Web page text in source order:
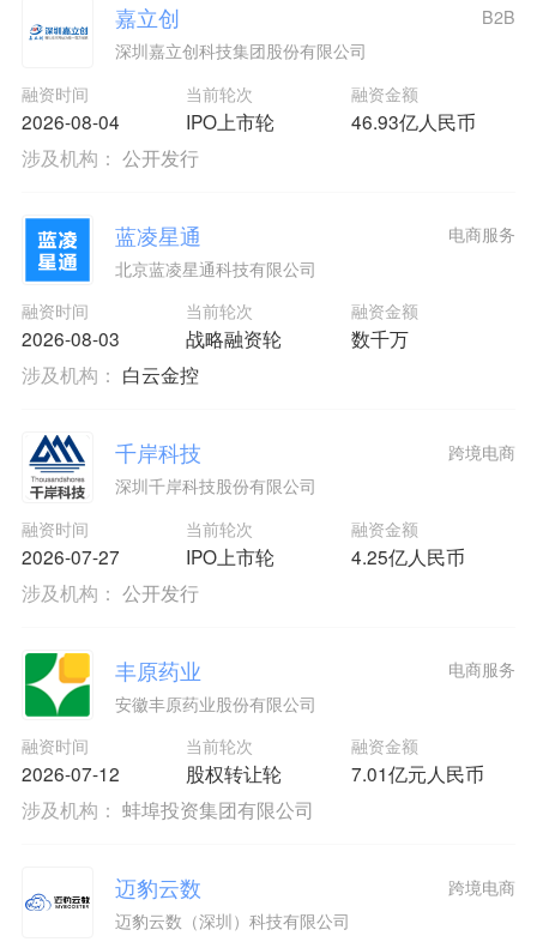
嘉立创
深圳嘉立创科技集团股份有限公司
融资时间
2026-08-04
当前轮次
IPO上市轮
融资金额
46.93亿人民币
B2B
涉及机构： 公开发行
蓝凌星通
北京蓝凌星通科技有限公司
融资时间
2026-08-03
当前轮次
战略融资轮
融资金额
数千万
电商服务
涉及机构： 白云金控
千岸科技
深圳千岸科技股份有限公司
融资时间
2026-07-27
当前轮次
IPO上市轮
融资金额
4.25亿人民币
跨境电商
涉及机构： 公开发行
丰原药业
安徽丰原药业股份有限公司
融资时间
2026-07-12
当前轮次
股权转让轮
融资金额
7.01亿元人民币
电商服务
涉及机构： 蚌埠投资集团有限公司
迈豹云数
迈豹云数（深圳）科技有限公司
跨境电商